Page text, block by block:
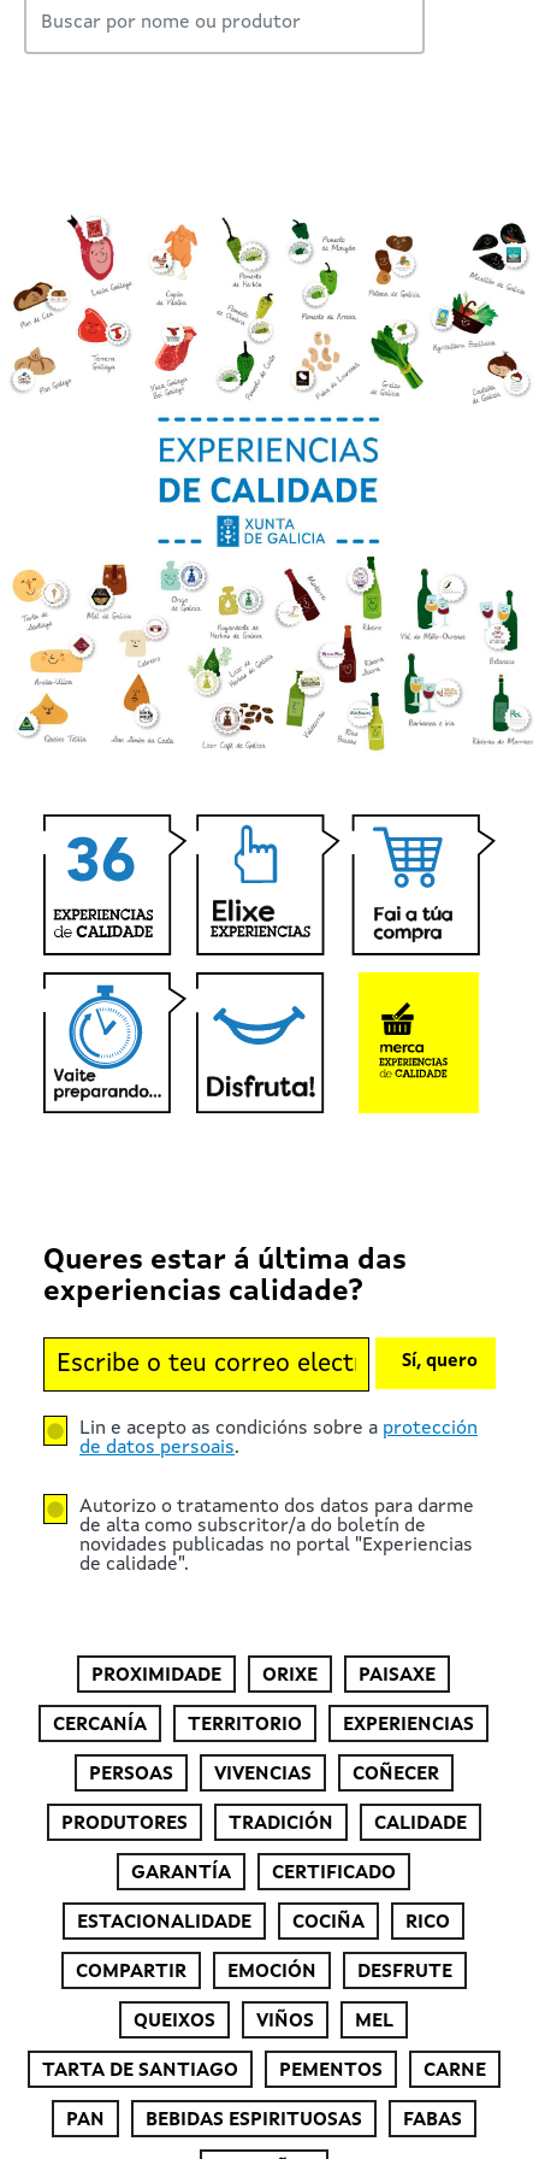
Queres estar á última das
experiencias calidade?
Lin e acepto as condicións sobre a protección
de datos persoais.
Autorizo o tratamento dos datos para darme
de alta como subscritor/a do boletín de
novidades publicadas no portal "Experiencias
de calidade".
Sí, quero
PROXIMIDADE ORIXE PAISAXE
CERCANÍA TERRITORIO EXPERIENCIAS
PERSOAS VIVENCIAS COÑECER
PRODUTORES TRADICIÓN CALIDADE
GARANTÍA CERTIFICADO
ESTACIONALIDADE COCIÑA RICO
COMPARTIR EMOCIÓN DESFRUTE
QUEIXOS VIÑOS MEL
TARTA DE SANTIAGO PEMENTOS CARNE
PAN BEBIDAS ESPIRITUOSAS FABAS